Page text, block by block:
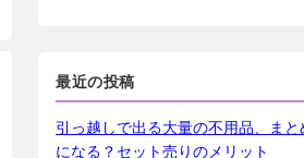
最近の投稿
引っ越しで出る大量の不用品、まと
になる？セット売りのメリット